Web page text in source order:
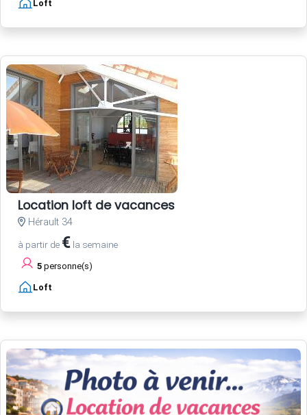
Loft
Location loft de vacances
Hérault 34
à partir de € la semaine
5 personne(s)
Loft